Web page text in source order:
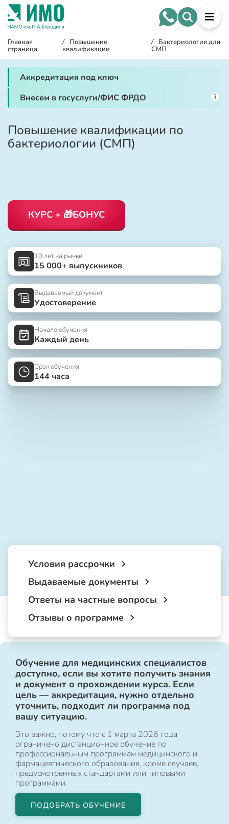
Главная
страница
/ Повышение
квалификации
/ Бактериология для
СМП
Аккредитация под ключ
Внесем в госуслуги/ФИС ФРДО
i
Повышение квалификации по
бактериологии (СМП)
КУРС + 🎁БОНУС
10 лет на рынке
15 000+ выпускников
Выдаваемый документ
Удостоверение
Начало обучения
Каждый день
Срок обучения
144 часа
Условия рассрочки
Выдаваемые документы
Ответы на частные вопросы
Отзывы о программе
Обучение для медицинских специалистов
доступно, если вы хотите получить знания
и документ о прохождении курса. Если
цель — аккредитация, нужно отдельно
уточнить, подходит ли программа под
вашу ситуацию.
Это важно, потому что с 1 марта 2026 года
ограничено дистанционное обучение по
профессиональным программам медицинского и
фармацевтического образования, кроме случаев,
предусмотренных стандартами или типовыми
программами.
ПОДОБРАТЬ ОБУЧЕНИЕ